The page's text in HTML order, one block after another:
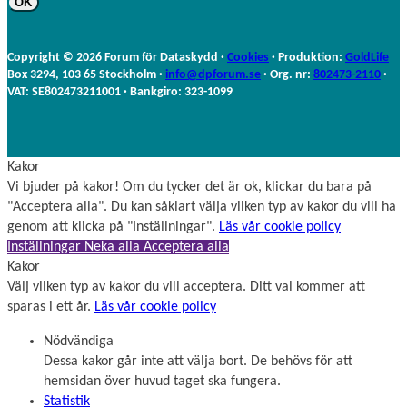
a
m
n
Copyright © 2026 Forum för Dataskydd · Cookies · Produktion: GoldLife
Box 3294, 103 65 Stockholm · info@dpforum.se · Org. nr: 802473-2110 ·
VAT: SE802473211001 · Bankgiro: 323-1099
Kakor
Vi bjuder på kakor! Om du tycker det är ok, klickar du bara på
"Acceptera alla". Du kan såklart välja vilken typ av kakor du vill ha
genom att klicka på "Inställningar". Läs vår cookie policy
Inställningar Neka alla Acceptera alla
Kakor
Välj vilken typ av kakor du vill acceptera. Ditt val kommer att
sparas i ett år. Läs vår cookie policy
Nödvändiga
Dessa kakor går inte att välja bort. De behövs för att
hemsidan över huvud taget ska fungera.
Statistik